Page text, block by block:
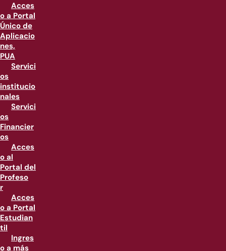
Acces
o a Portal
Único de
Aplicacio
nes,
PUA
Servici
os
institucio
nales
Servici
os
Financier
os
Acces
o al
Portal del
Profeso
r
Acces
o a Portal
Estudian
til
Ingres
o a más